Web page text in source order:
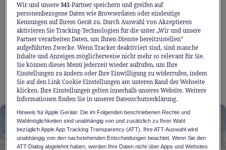
Eine Zugstrecke, Badespass vom Feinsten:
Zwischen Lausanne und Villeneuve erreichen
Sie mit dem Regio bequem einige der
schönsten Strände des Genfersees. Lehnen Sie
sich entspannt zurück und steigen Sie aus, wo
es Ihnen gefällt!
Wir und unsere341-Partner speichern und greifen auf
personenbezogene Daten wie Browserdaten oder eindeutige
Kennungen auf Ihrem Gerät zu. Durch Auswahl von Akzeptieren
aktivieren Sie Tracking-Technologien für die unter „Wir und unsere
Partner verarbeiten Daten, um Ihnen Dienste bereitzustellen“
aufgeführten Zwecke. Wenn Tracker deaktiviert sind, sind manche
Inhalte und Anzeigen möglicherweise nicht mehr so relevant für Sie.
Sie können dieses Menü jederzeit wieder aufrufen, um Ihre
Einstellungen zu ändern oder Ihre Einwilligung zu widerrufen, indem
Sie auf den Link Cookie Einstellungen am unteren Rand der Webseite
klicken. Ihre Einstellungen gelten innerhalb unseres Website. Weitere
Informationen finden Sie in unserer Datenschutzerklärung.
Hinweis für Apple Geräte: Die im Folgenden beschriebenen Rechte und
Wahlmöglichkeiten sind unabhängig von und zusätzlich zu Ihrer Wahl
bezüglich Apple App Tracking Transparency (ATT). Ihre ATT-Auswahl wird
unabhängig von den nachstehenden Entscheidungen beachtet. Wenn Sie den
ATT-Dialog abgelehnt haben, werden Ihre Daten nicht über Apps und Websites